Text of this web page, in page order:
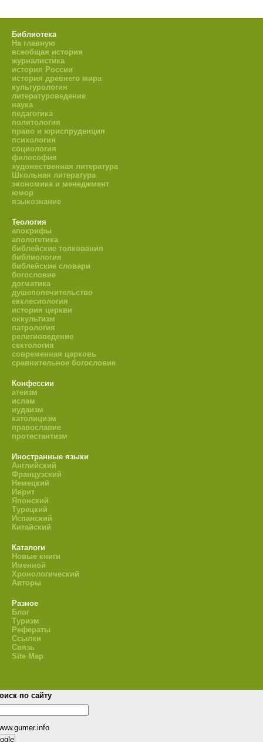
Библиотека
На главную
всеобщая история
журналистика
история России
история древнего мира
культурология
литературоведение
наука
педагогика
политология
право и юриспруденция
психология
социология
философия
художественная литература
Школьная литература
экономика и менеджмент
юмор
языкознание
Теология
апокрифы
апологетика
библейские толкования
библиология
библейские словари
богословие
догматика
душепопечительство
екклесиология
история церкви
оккультизм
патрология
религиоведение
сектология
современная церковь
сравнительное богословие
Конфессии
атеизм
ислам
иудаизм
католицизм
православие
протестантизм
Иностранные языки
Английский
Французский
Немецкий
Иврит
Японский
Турецкий
Испанский
Китайский
Каталоги
Новые книги
Именной
Хронологический
Авторы
Разное
Блог
Туризм
Рефераты
Ссылки
Связь
Site Map
по сайту